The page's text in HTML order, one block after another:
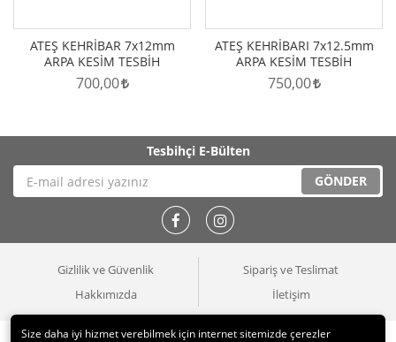
ATEŞ KEHRİBAR 7x12mm
ARPA KESİM TESBİH
700,00
ATEŞ KEHRİBARI 7x12.5mm
ARPA KESİM TESBİH
750,00
Tesbihçi E-Bülten
GÖNDER
Gizlilik ve Güvenlik
Sipariş ve Teslimat
Hakkımızda
İletişim
Size daha iyi hizmet verebilmek için internet sitemizde çerezler